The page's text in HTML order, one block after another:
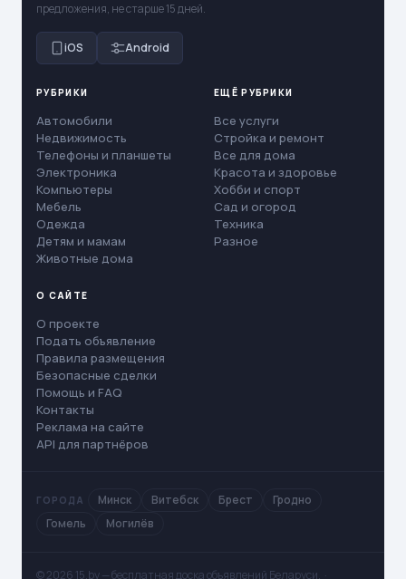
предложения, не старше 15 дней.
iOS Android
РУБРИКИ
Автомобили
Недвижимость
Телефоны и планшеты
Электроника
Компьютеры
Мебель
Одежда
Детям и мамам
Животные дома
ЕЩЁ РУБРИКИ
Все услуги
Стройка и ремонт
Все для дома
Красота и здоровье
Хобби и спорт
Сад и огород
Техника
Разное
О САЙТЕ
О проекте
Подать объявление
Правила размещения
Безопасные сделки
Помощь и FAQ
Контакты
Реклама на сайте
API для партнёров
ГОРОДА Минск Витебск Брест
Гродно
Гомель
Могилёв
© 2026 15.by — бесплатная доска объявлений Беларуси. ·